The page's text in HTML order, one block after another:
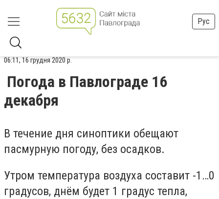
Рус
06:11, 16 грудня 2020 р.
Погода в Павлограде 16
декабря
В течение дня синоптики обещают
пасмурную погоду, без осадков.
Утром температура воздуха составит -1…0
градусов, днём будет 1 градус тепла,